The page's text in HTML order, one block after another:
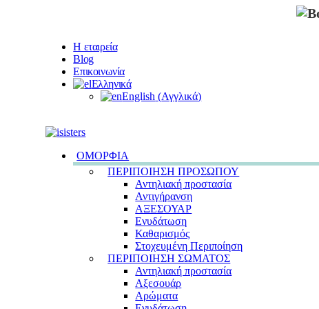
Η εταιρεία
Blog
Επικοινωνία
Ελληνικά
English (Αγγλικά)
ΟΜΟΡΦΙΑ
ΠΕΡΙΠΟΙΗΣΗ ΠΡΟΣΩΠΟΥ
Αντηλιακή προστασία
Αντιγήρανση
ΑΞΕΣΟΥΑΡ
Ενυδάτωση
Καθαρισμός
Στοχευμένη Περιποίηση
ΠΕΡΙΠΟΙΗΣΗ ΣΩΜΑΤΟΣ
Αντηλιακή προστασία
Αξεσουάρ
Αρώματα